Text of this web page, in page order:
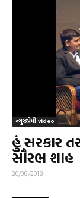
ન્યુઝપ્રેમી video
હું સરકાર
સૌરભ શાહ
20/08/2018